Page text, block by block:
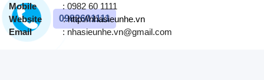
0982601111
Mobile: 0982 60 1111
Website
:http://nhasieunhe.vn
Email
: nhasieunhe.vn@gmail.com